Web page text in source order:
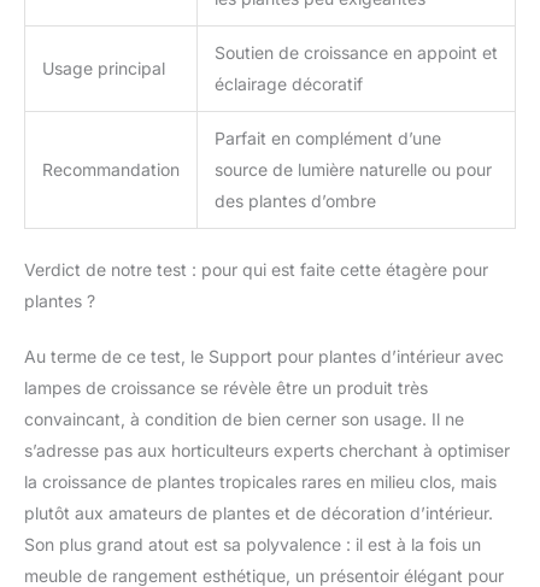
Usage principal
Soutien de croissance en appoint et
éclairage décoratif
Recommandation
Parfait en complément d’une
source de lumière naturelle ou pour
des plantes d’ombre
Verdict de notre test : pour qui est faite cette étagère pour
plantes ?
Au terme de ce test, le Support pour plantes d’intérieur avec
lampes de croissance se révèle être un produit très
convaincant, à condition de bien cerner son usage. Il ne
s’adresse pas aux horticulteurs experts cherchant à optimiser
la croissance de plantes tropicales rares en milieu clos, mais
plutôt aux amateurs de plantes et de décoration d’intérieur.
Son plus grand atout est sa polyvalence : il est à la fois un
meuble de rangement esthétique, un présentoir élégant pour